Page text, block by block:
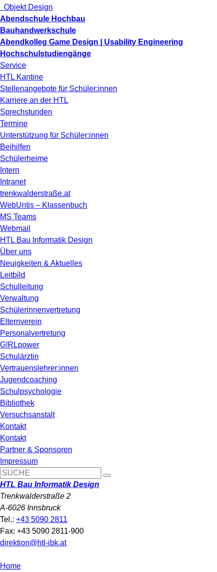
Objekt Design
Abendschule Hochbau
Bauhandwerkschule
Abendkolleg Game Design | Usability Engineering
Hochschulstudiengänge
Service
HTL Kantine
Stellenangebote für Schüler:innen
Karriere an der HTL
Sprechstunden
Termine
Unterstützung für Schüler:innen
Beihilfen
Schülerheime
Intern
Intranet
trenkwalderstraße.at
WebUntis – Klassenbuch
MS Teams
Webmail
HTL Bau Informatik Design
Über uns
Neuigkeiten & Aktuelles
Leitbild
Schulleitung
Verwaltung
Schülerinnenvertretung
Elternverein
Personalvertretung
G!RLpower
Schulärztin
Vertrauenslehrer:innen
Jugendcoaching
Schulpsychologie
Bibliothek
Versuchsanstalt
Kontakt
Kontakt
Partner & Sponsoren
Impressum
HTL Bau Informatik Design
Trenkwalderstraße 2
A-6026 Innsbruck
Tel.: +43 5090 2811
Fax: +43 5090 2811-900
direktion@htl-ibk.at
Home